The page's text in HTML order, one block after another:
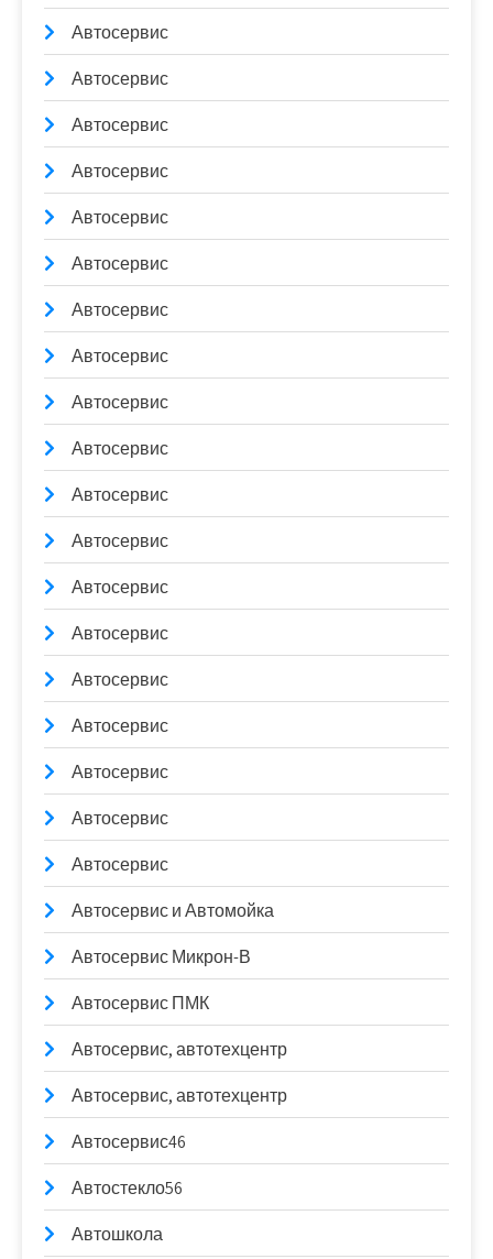
Автосервис
Автосервис
Автосервис
Автосервис
Автосервис
Автосервис
Автосервис
Автосервис
Автосервис
Автосервис
Автосервис
Автосервис
Автосервис
Автосервис
Автосервис
Автосервис
Автосервис
Автосервис
Автосервис
Автосервис и Автомойка
Автосервис Микрон-В
Автосервис ПМК
Автосервис, автотехцентр
Автосервис, автотехцентр
Автосервис46
Автостекло56
Автошкола